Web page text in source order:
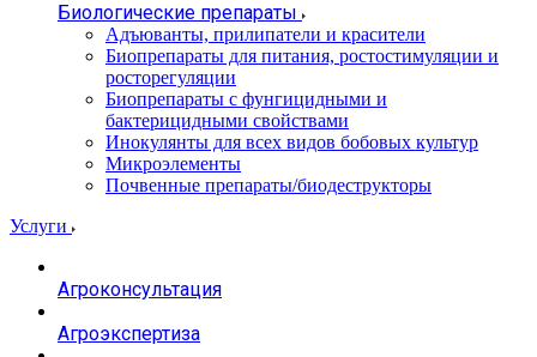
Биологические препараты
Адъюванты, прилипатели и красители
Биопрепараты для питания, ростостимуляции и
росторегуляции
Биопрепараты с фунгицидными и
бактерицидными свойствами
Инокулянты для всех видов бобовых культур
Микроэлементы
Почвенные препараты/биодеструкторы
Услуги
Агроконсультация
Агроэкспертиза